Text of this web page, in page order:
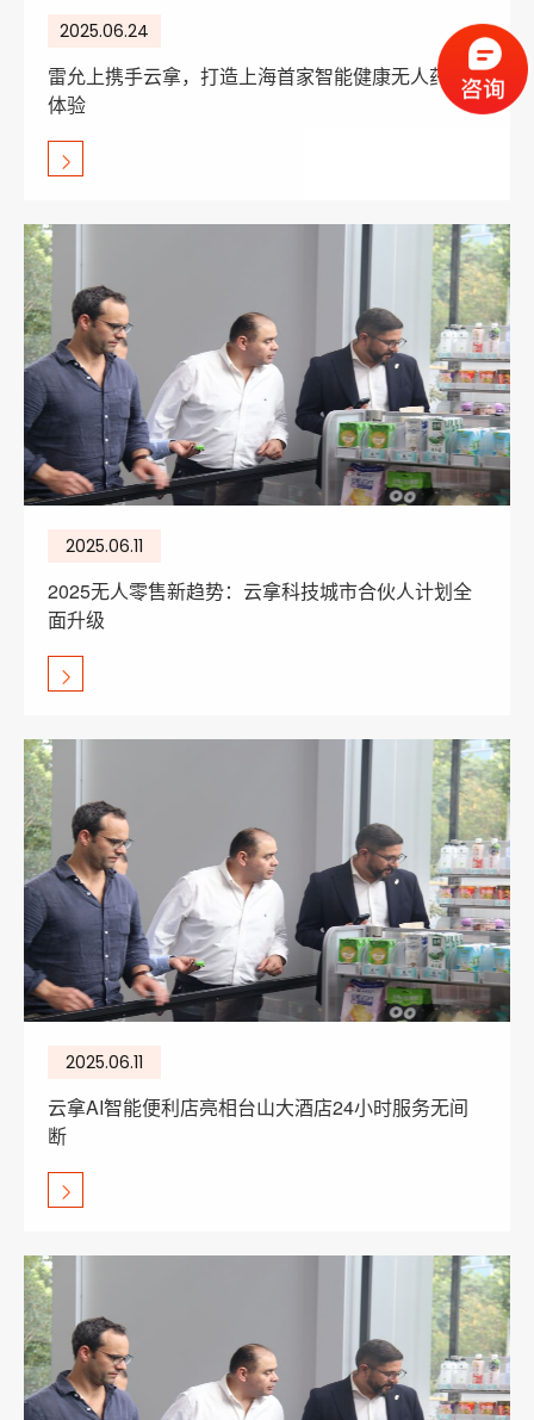
2025.06.24
雷允上携手云拿，打造上海首家智能健康无人药店新
体验
2025.06.11
2025无人零售新趋势：云拿科技城市合伙人计划全
面升级
2025.06.11
云拿AI智能便利店亮相台山大酒店24小时服务无间
断